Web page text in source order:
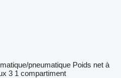
pneumatique Poids net à
3 1 compartiment